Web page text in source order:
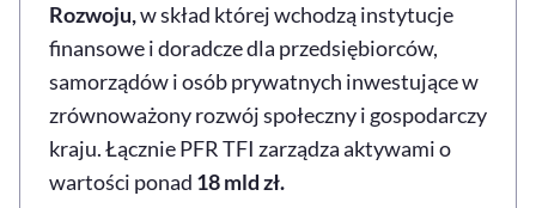
Rozwoju,w skład której wchodzą instytucje
finansowe i doradcze dla przedsiębiorców,
samorządów i osób prywatnych inwestujące w
zrównoważony rozwój społeczny i gospodarczy
kraju. Łącznie PFR TFI zarządza aktywami o
wartości ponad 18 mld zł.